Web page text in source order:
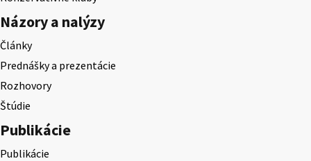
Názory a nalýzy
Články
Prednášky a prezentácie
Rozhovory
Štúdie
Publikácie
Publikácie